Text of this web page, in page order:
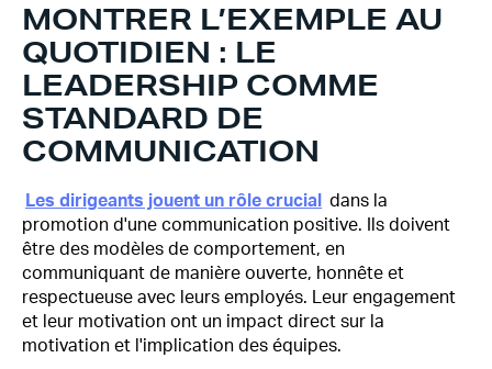
MONTRER L’EXEMPLE AU
QUOTIDIEN : LE
LEADERSHIP COMME
STANDARD DE
COMMUNICATION
Les dirigeants jouent un rôle crucial
dans la
promotion d'une communication positive. Ils doivent
être des modèles de comportement, en
communiquant de manière ouverte, honnête et
respectueuse avec leurs employés. Leur engagement
et leur motivation ont un impact direct sur la
motivation et l'implication des équipes.